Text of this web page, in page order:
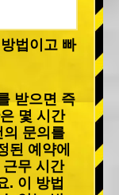
법이고 빠
받으면 즉
몇 시간
의 문의를
된 예약에
무 시간
. 이 방법